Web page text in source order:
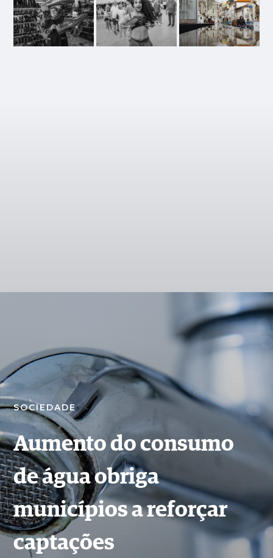
SOCIEDADE
Aumento do consumo
de água obriga
municípios a reforçar
captações